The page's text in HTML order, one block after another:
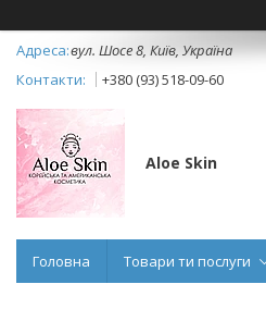
вул. Шосе 8, Київ, Україна
+380 (93) 518-09-60
Aloe Skin
Головна Товари ти послуги